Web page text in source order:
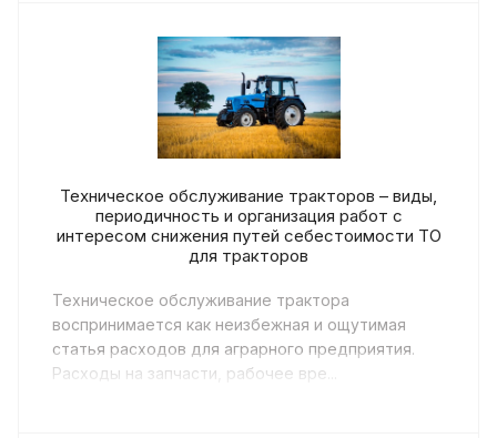
Техническое обслуживание тракторов – виды,
периодичность и организация работ с
интересом снижения путей себестоимости ТО
для тракторов
Техническое обслуживание трактора
воспринимается как неизбежная и ощутимая
статья расходов для аграрного предприятия.
Расходы на запчасти, рабочее вре...